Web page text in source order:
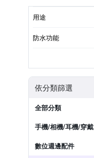
用途
防水功能
依分類篩選
全部分類
手機/相機/耳機/穿戴
數位週邊配件